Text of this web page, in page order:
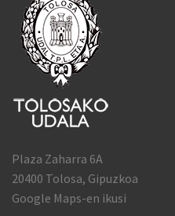
Plaza Zaharra 6A
20400 Tolosa, Gipuzkoa
Google Maps-en ikusi